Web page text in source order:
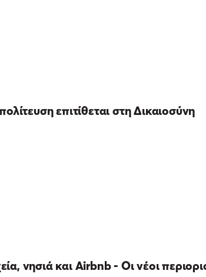
επιτίθεται στη Δικαιοσύνη
νησιά και Airbnb - Οι νέοι